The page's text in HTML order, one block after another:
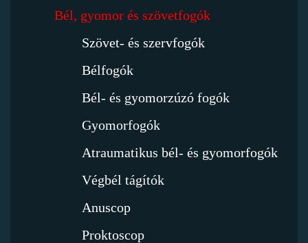
Bél, gyomor és szövetfogók
Szövet- és szervfogók
Bélfogók
Bél- és gyomorzúzó fogók
Gyomorfogók
Atraumatikus bél- és gyomorfogók
Végbél tágítók
Anuscop
Proktoscop